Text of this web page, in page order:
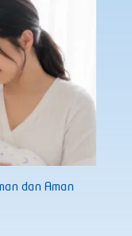
dan Aman